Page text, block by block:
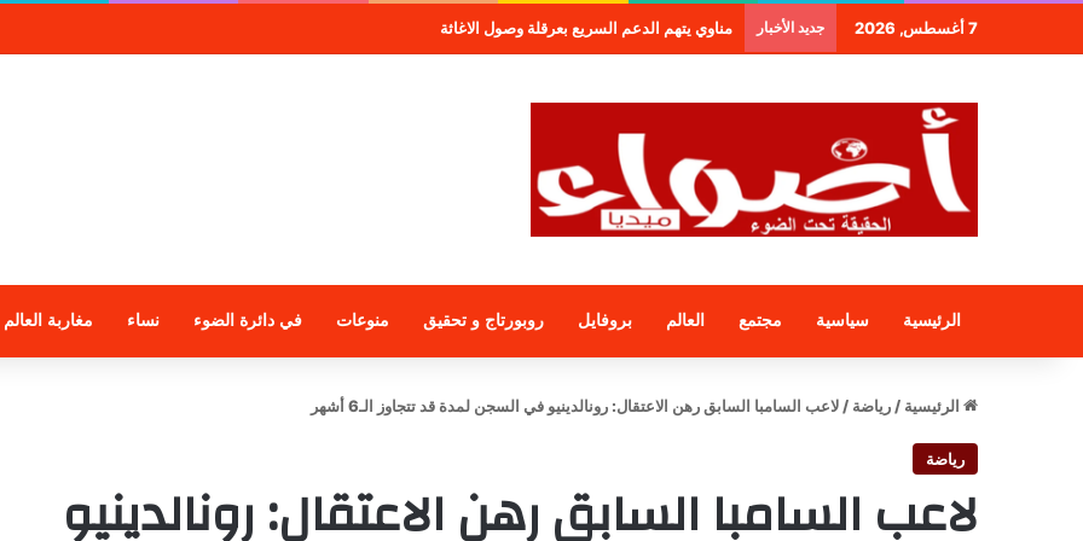
7 أغسطس, 2026 جديد الأخبار طنجة.. مجموعة فندقية جديدة لمجموعة الراجحي الاستثمارية
الرئيسية سياسية مجتمع العالم بروفايل روبورتاج و تحقيق منوعات في دائرة الضوء نساء مغاربة العالم
الرئيسية / رياضة / لاعب السامبا السابق رهن الاعتقال: رونالدينيو في السجن لمدة قد تتجاوز الـ6 أشهر
رياضة
لاعب السامبا السابق رهن الاعتقال: رونالدينيو